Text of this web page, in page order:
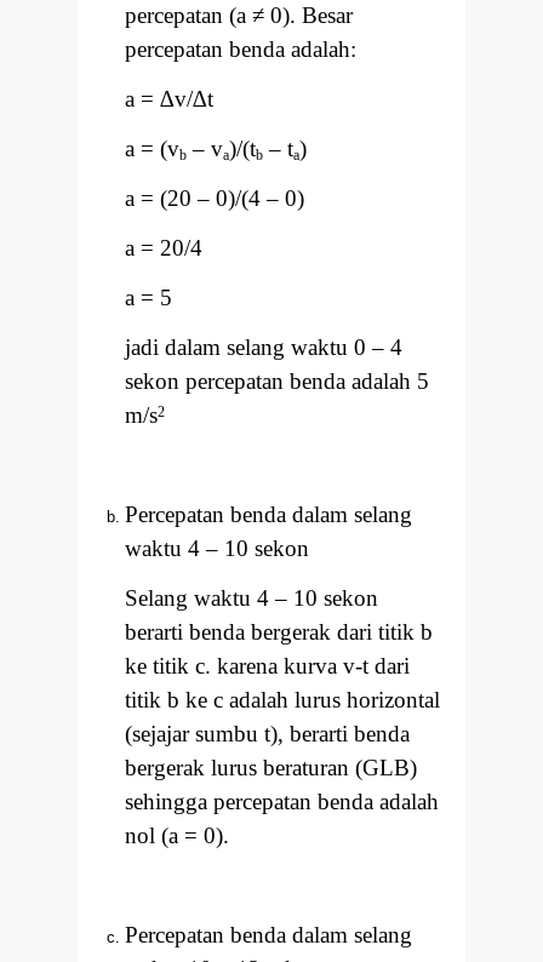
percepatan (a ≠ 0). Besar
percepatan benda adalah:
a = ∆v/∆t
a = (vb – va)/(tb – ta)
a = (20 – 0)/(4 – 0)
a = 20/4
a = 5
jadi dalam selang waktu 0 – 4
sekon percepatan benda adalah 5
m/s2
Percepatan benda dalam selang
waktu 4 – 10 sekon
Selang waktu 4 – 10 sekon
berarti benda bergerak dari titik b
ke titik c. karena kurva v-t dari
titik b ke c adalah lurus horizontal
(sejajar sumbu t), berarti benda
bergerak lurus beraturan (GLB)
sehingga percepatan benda adalah
nol (a = 0).
Percepatan benda dalam selang